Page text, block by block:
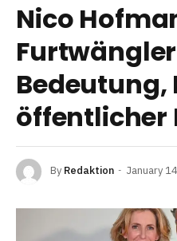
Nico
Bedeutung,
öffentlicher
By Redaktion January